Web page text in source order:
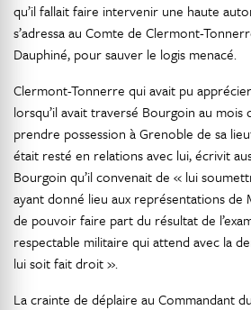
qu’il fallait faire intervenir une haute
s’adressa au Comte de Clermont-
Dauphiné, pour sauver le logis menacé.
Clermont-Tonnerre qui avait pu
lorsqu’il avait traversé Bourgoin au mois
prendre possession à Grenoble de sa
était resté en relations avec lui, écrivit
Bourgoin qu’il convenait de « lui
ayant donné lieu aux représentations de
de pouvoir faire part du résultat de
respectable militaire qui attend avec la
lui soit fait droit ».
La crainte de déplaire au Commandant